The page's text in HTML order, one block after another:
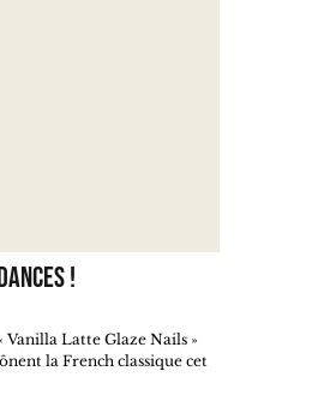
!
Vanilla Latte Glaze Nails »
la French classique cet